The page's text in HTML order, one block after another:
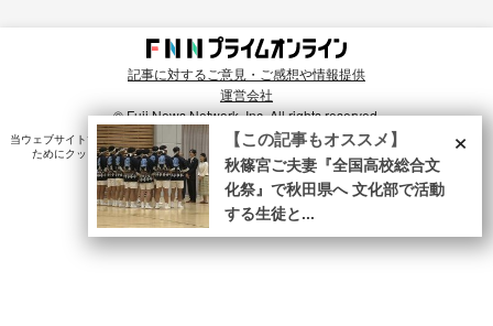
記事に対するご意見・ご感想や情報提供
運営会社
© Fuji News Network, Inc. All rights reserved.
当ウェブサイトでは、ユーザのニーズ・興味・関⼼に合致したコンテンツや広告配信を提供する
ためにクッキーを使⽤しています。詳細は、
プライバシーポリシー をご確認ください。×
【この記事もオススメ】
秋篠宮ご夫妻『全国高校総合文
化祭』で秋田県へ 文化部で活動
する生徒と...